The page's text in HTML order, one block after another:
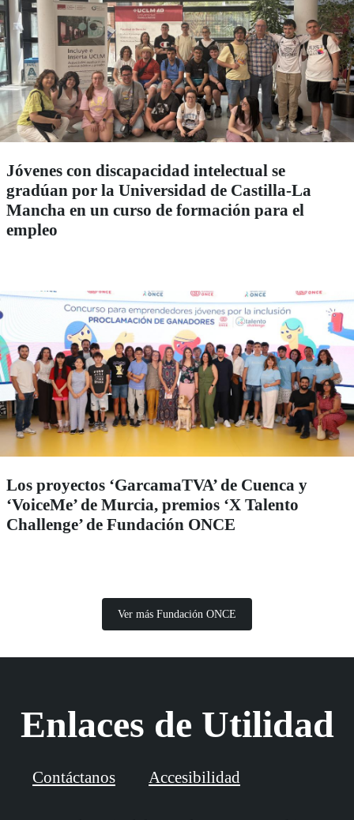
Jóvenes con discapacidad intelectual se
gradúan por la Universidad de Castilla-La
Mancha en un curso de formación para el
empleo
Los proyectos ‘GarcamaTVA’ de Cuenca y
‘VoiceMe’ de Murcia, premios ‘X Talento
Challenge’ de Fundación ONCE
Ver más Fundación ONCE
Enlaces de Utilidad
Contáctanos Accesibilidad